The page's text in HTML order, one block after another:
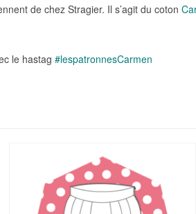
de chez Stragier. Il s’agit du coton
le hastag #lespatronnesCarmen